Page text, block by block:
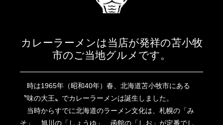
カレーラーメンは当店が発祥の苫小牧
市のご当地グルメです。
時は1965年（昭和40年）春、北海道苫小牧市にある
〝味の大王〟でカレーラーメンは誕生しました。
当時からすでに北海道のラーメン文化は、札幌の「み
そ」、旭川の「しょうゆ」、函館の「しお」が定番でし